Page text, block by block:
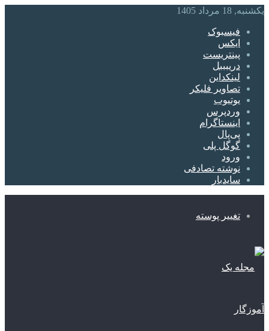
یکشنبه, 18 مرداد 1405
فیسبوک
ایکس
پینتریست
دریبببل
لینکداین
تصاویر فلیکر
یوتیوب
وردپرس
اینستاگرام
پی‌پال
گوگل پلی
ورود
نوشته تصادفی
سایدبار
تغییر پوسته